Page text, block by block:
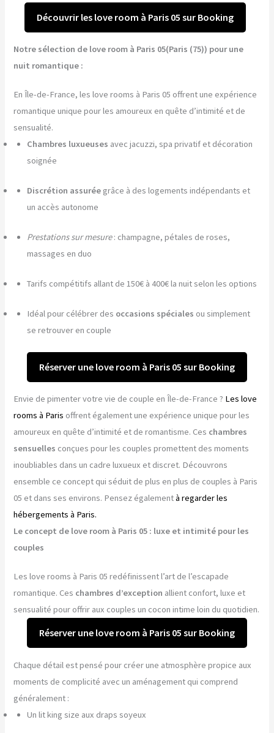
Découvrir les love room à Paris 05 sur Booking
Notre sélection de love room à Paris 05(Paris (75)) pour une
nuit romantique :
En Île-de-France, les love rooms à Paris 05 offrent une expérience
romantique unique pour les amoureux en quête d’intimité et de
sensualité.
Chambres luxueuses avec jacuzzi, spa privatif et décoration
soignée
Discrétion assurée grâce à des logements indépendants et
un accès autonome
Prestations sur mesure: champagne, pétales de roses,
massages en duo
Tarifs compétitifs allant de 150€ à 400€ la nuit selon les options
Idéal pour célébrer des occasions spéciales ou simplement
se retrouver en couple
Réserver une love room à Paris 05 sur Booking
Envie de pimenter votre vie de couple en Île-de-France ? Les love
rooms à Paris offrent également une expérience unique pour les
amoureux en quête d’intimité et de romantisme. Ces chambres
sensuelles conçues pour les couples promettent des moments
inoubliables dans un cadre luxueux et discret. Découvrons
ensemble ce concept qui séduit de plus en plus de couples à Paris
05 et dans ses environs. Pensez égalementà regarder les
hébergements à Paris.
Le concept de love room à Paris 05 : luxe et intimité pour les
couples
Les love rooms à Paris 05 redéfinissent l’art de l’escapade
romantique. Ces chambres d’exception allient confort, luxe et
sensualité pour offrir aux couples un cocon intime loin du quotidien.
Réserver une love room à Paris 05 sur Booking
Chaque détail est pensé pour créer une atmosphère propice aux
moments de complicité avec un aménagement qui comprend
généralement :
Un lit king size aux draps soyeux